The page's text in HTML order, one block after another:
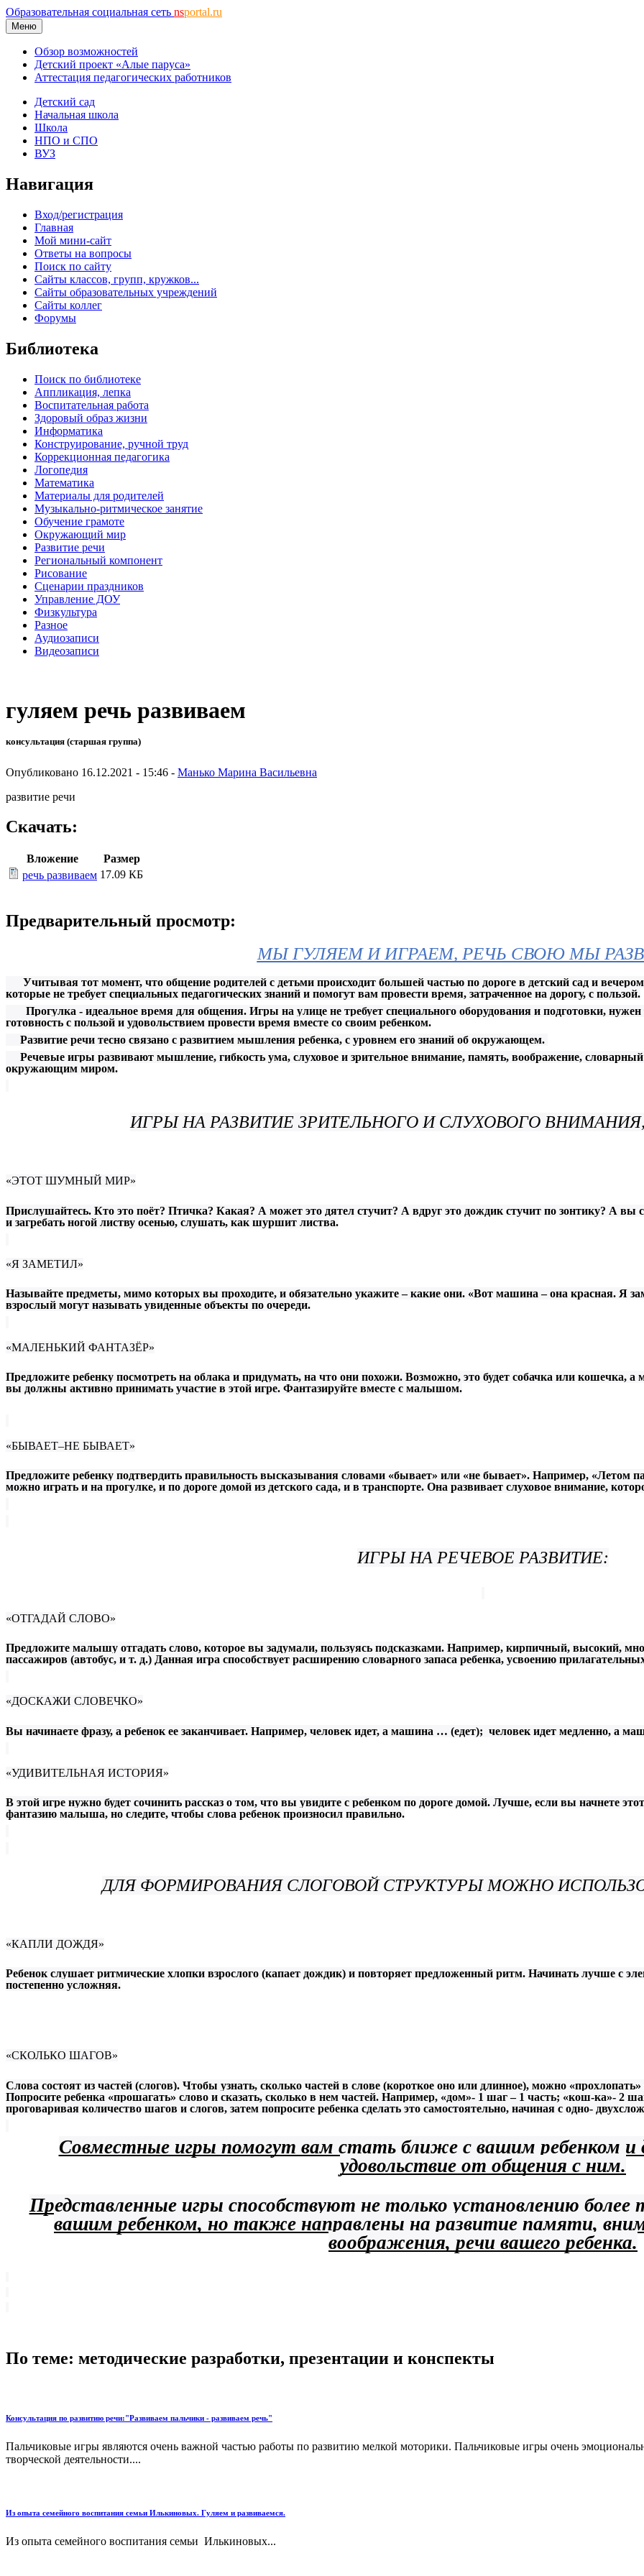
Образовательная социальная сеть nsportal.ru
Меню
Обзор возможностей
Детский проект «Алые паруса»
Аттестация педагогических работников
Детский сад
Начальная школа
Школа
НПО и СПО
ВУЗ
Навигация
Вход/регистрация
Главная
Мой мини-сайт
Ответы на вопросы
Поиск по сайту
Сайты классов, групп, кружков...
Сайты образовательных учреждений
Сайты коллег
Форумы
Библиотека
Поиск по библиотеке
Аппликация, лепка
Воспитательная работа
Здоровый образ жизни
Информатика
Конструирование, ручной труд
Коррекционная педагогика
Логопедия
Математика
Материалы для родителей
Музыкально-ритмическое занятие
Обучение грамоте
Окружающий мир
Развитие речи
Региональный компонент
Рисование
Сценарии праздников
Управление ДОУ
Физкультура
Разное
Аудиозаписи
Видеозаписи
гуляем речь развиваем
консультация (старшая группа)
Опубликовано 16.12.2021 - 15:46 - Манько Марина Васильевна
развитие речи
Скачать:
Вложение
Размер
речь развиваем 17.09 КБ
Предварительный просмотр:
МЫ ГУЛЯЕМ И ИГРАЕМ, РЕЧЬ СВОЮ МЫ
Учитывая тот момент, что общение родителей с детьми происходит большей частью по дороге в детский сад и
которые не требует специальных педагогических знаний и помогут вам провести время, затраченное на дорогу, с пользой.
Прогулка - идеальное время для общения. Игры на улице не требует специального оборудования и подготовки, нужен
готовность с пользой и удовольствием провести время вместе со своим ребенком.
Развитие речи тесно связано с развитием мышления ребенка, с уровнем его знаний об окружающем.
Речевые игры развивают мышление, гибкость ума, слуховое и зрительное внимание, память, воображение, словарный
окружающим миром.
ИГРЫ НА РАЗВИТИЕ ЗРИТЕЛЬНОГО И СЛУХОВОГО
«ЭТОТ ШУМНЫЙ МИР»
Прислушайтесь. Кто это поёт? Птичка? Какая? А может это дятел стучит? А вдруг это дождик стучит по зонтику? А
и загребать ногой листву осенью, слушать, как шуршит листва.
«Я ЗАМЕТИЛ»
Называйте предметы, мимо которых вы проходите, и обязательно укажите – какие они. «Вот машина – она красная. Я
взрослый могут называть увиденные объекты по очереди.
«МАЛЕНЬКИЙ ФАНТАЗЁР»
Предложите ребенку посмотреть на облака и придумать, на что они похожи. Возможно, это будет собачка или
вы должны активно принимать участие в этой игре. Фантазируйте вместе с малышом.
«БЫВАЕТ–НЕ БЫВАЕТ»
Предложите ребенку подтвердить правильность высказывания словами «бывает» или «не бывает». Например, «Летом
можно играть и на прогулке, и по дороге домой из детского сада, и в транспорте. Она развивает слуховое внимание,
ИГРЫ НА РЕЧЕВОЕ РАЗВИТИЕ:
«ОТГАДАЙ СЛОВО»
Предложите малышу отгадать слово, которое вы задумали, пользуясь подсказками. Например, кирпичный, высокий,
пассажиров (автобус, и т. д.) Данная игра способствует расширению словарного запаса ребенка, усвоению
«ДОСКАЖИ СЛОВЕЧКО»
Вы начинаете фразу, а ребенок ее заканчивает. Например, человек идет, а машина … (едет); человек идет медленно, а
«УДИВИТЕЛЬНАЯ ИСТОРИЯ»
В этой игре нужно будет сочинить рассказ о том, что вы увидите с ребенком по дороге домой. Лучше, если вы начнете
фантазию малыша, но следите, чтобы слова ребенок произносил правильно.
ДЛЯ ФОРМИРОВАНИЯ СЛОГОВОЙ СТРУКТУРЫ МОЖНО
«КАПЛИ ДОЖДЯ»
Ребенок слушает ритмические хлопки взрослого (капает дождик) и повторяет предложенный ритм. Начинать лучше с
постепенно усложняя.
«СКОЛЬКО ШАГОВ»
Слова состоят из частей (слогов). Чтобы узнать, сколько частей в слове (короткое оно или длинное), можно
Попросите ребенка «прошагать» слово и сказать, сколько в нем частей. Например, «дом»- 1 шаг – 1 часть; «кош-ка»- 2
проговаривая количество шагов и слогов, затем попросите ребенка сделать это самостоятельно, начиная с одно-
Совместные игры помогут вам стать ближе с вашим ребенком
удовольствие от общения с ним.
Представленные игры способствуют не только установлению
вашим ребенком, но также направлены на развитие памяти,
воображения, речи вашего ребенка.
По теме: методические разработки, презентации и конспекты
Консультация по развитию речи:"Развиваем пальчики - развиваем речь"
Пальчиковые игры являются очень важной частью работы по развитию мелкой моторики. Пальчиковые игры очень
творческой деятельности....
Из опыта семейного воспитания семьи Илькиновых. Гуляем и развиваемся.
Из опыта семейного воспитания семьи Илькиновых...